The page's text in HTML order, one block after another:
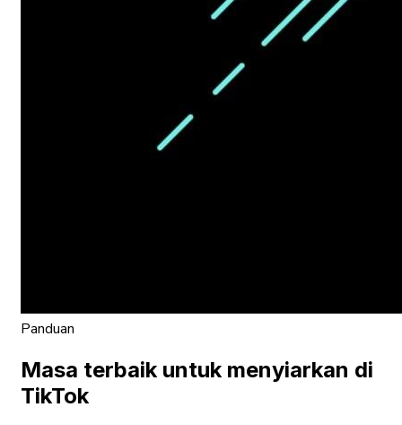
Panduan
Masa terbaik untuk menyiarkan di
TikTok